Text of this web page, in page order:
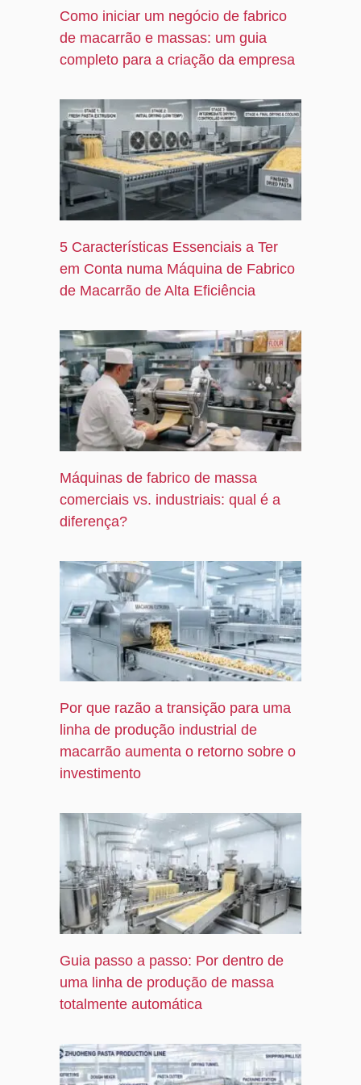
Como iniciar um negócio de fabrico
de macarrão e massas: um guia
completo para a criação da empresa
5 Características Essenciais a Ter
em Conta numa Máquina de Fabrico
de Macarrão de Alta Eficiência
Máquinas de fabrico de massa
comerciais vs. industriais: qual é a
diferença?
Por que razão a transição para uma
linha de produção industrial de
macarrão aumenta o retorno sobre o
investimento
Guia passo a passo: Por dentro de
uma linha de produção de massa
totalmente automática